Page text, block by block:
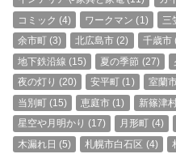
コミック (4) ワークマン (1) 三
余市町(3) 北広島市 (2) 千歳市
地下鉄沿線 (15) 夏の季節 (27)
夜の灯り (20) 安平町 (1) 室蘭
当別町(15) 恵庭市 (1) 新篠津
星空や月明かり (17) 月形町 (4)
木漏れ日 (5) 札幌市白石区 (4)